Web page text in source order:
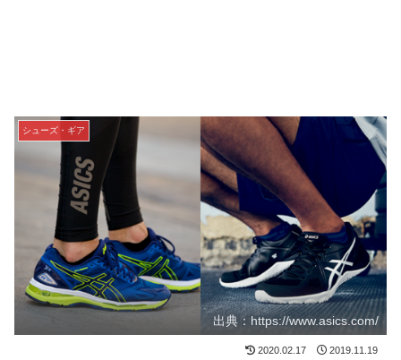
シューズ・ギア
出典：https://www.asics.com/
2020.02.17 2019.11.19